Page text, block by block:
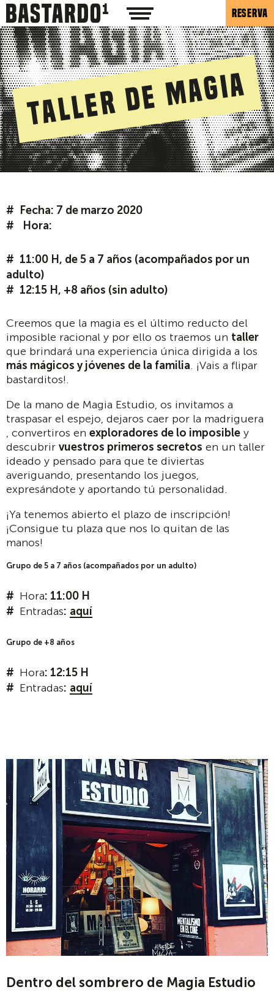
RESERVA
Taller de Magia
Fecha: 7 de marzo 2020
Hora:
11:00 H, de 5 a 7 años (acompañados por un
adulto)
12:15 H, +8 años (sin adulto)
Creemos que la magia es el último reducto del
imposible racional y por ello os traemos un taller
que brindará una experiencia única dirigida a los
más mágicos y jóvenes de la familia. ¡Vais a flipar
bastarditos!.
De la mano de Magia Estudio, os invitamos a
traspasar el espejo, dejaros caer por la madriguera
, convertiros en exploradores de lo imposible y
descubrir vuestros primeros secretos en un taller
ideado y pensado para que te diviertas
averiguando, presentando los juegos,
expresándote y aportando tú personalidad.
¡Ya tenemos abierto el plazo de inscripción!
¡Consigue tu plaza que nos lo quitan de las
manos!
Grupo de 5 a 7 años (acompañados por un adulto)
Hora: 11:00 H
Entradas: aquí
Grupo de +8 años
Hora: 12:15 H
Entradas: aquí
Dentro del sombrero de Magia Estudio